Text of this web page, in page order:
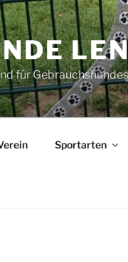
für
Sportarten